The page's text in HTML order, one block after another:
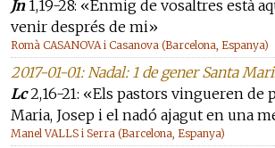
Jn1,19-28: «Enmig de vosaltres està
venir després de mi»
Romà CASANOVA i Casanova (Barcelona, Espanya)
2017-01-01: Nadal: 1 de gener Santa
Lc2,16-21: «Els pastors vingueren de
Maria, Josep i el nadó ajagut en una
Manel VALLS i Serra (Barcelona, Espanya)